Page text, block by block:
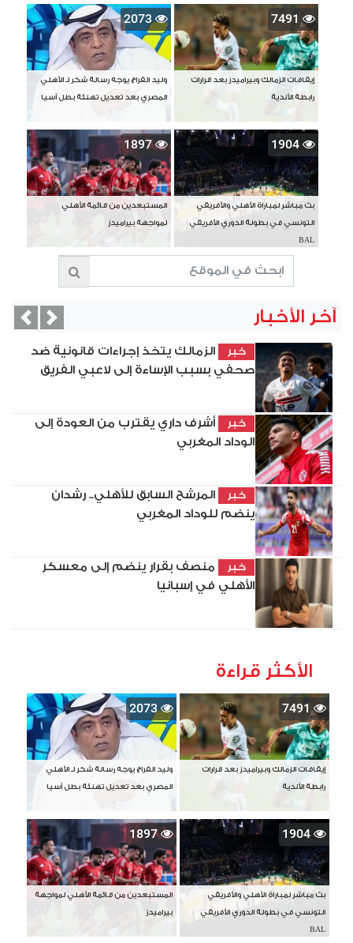
7491
إيقافات الزمالك وبيراميدز بعد قرارات
رابطة الأندية
2073
وليد الفراج يوجه رسالة شكر لـ الأهلي
المصري بعد تعديل تهنئة بطل آسيا
1904
بث مباشر لمباراة الأهلي والأفريقي
التونسي في بطولة الدوري الأفريقي
BAL
1897
المستبعدين من قائمة الأهلي
لمواجهة بيراميدز
آخر الأخبار
خبر
الزمالك يتخذ إجراءات قانونية ضد
صحفي بسبب الإساءة إلى لاعبي الفريق
خبر
أشرف داري يقترب من العودة إلى
الوداد المغربي
خبر
المرشح السابق للأهلي.. رشدان
ينضم للوداد المغربي
خبر
منصف بقرار ينضم إلى معسكر
الأهلي في إسبانيا
Next
الأكثر قراءة
7491
إيقافات الزمالك وبيراميدز بعد قرارات
رابطة الأندية
2073
وليد الفراج يوجه رسالة شكر لـ الأهلي
المصري بعد تعديل تهنئة بطل آسيا
1904
بث مباشر لمباراة الأهلي والأفريقي
التونسي في بطولة الدوري الأفريقي
BAL
1897
المستبعدين من قائمة الأهلي لمواجهة
بيراميدز